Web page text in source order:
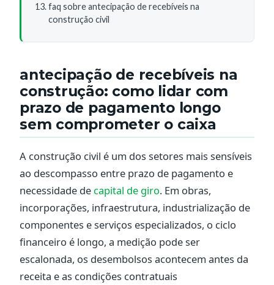
faq sobre antecipação de recebíveis na
construção civil
antecipação de recebíveis na
construção: como lidar com
prazo de pagamento longo
sem comprometer o caixa
A construção civil é um dos setores mais sensíveis
ao descompasso entre prazo de pagamento e
necessidade de capital de giro. Em obras,
incorporações, infraestrutura, industrialização de
componentes e serviços especializados, o ciclo
financeiro é longo, a medição pode ser
escalonada, os desembolsos acontecem antes da
receita e as condições contratuais